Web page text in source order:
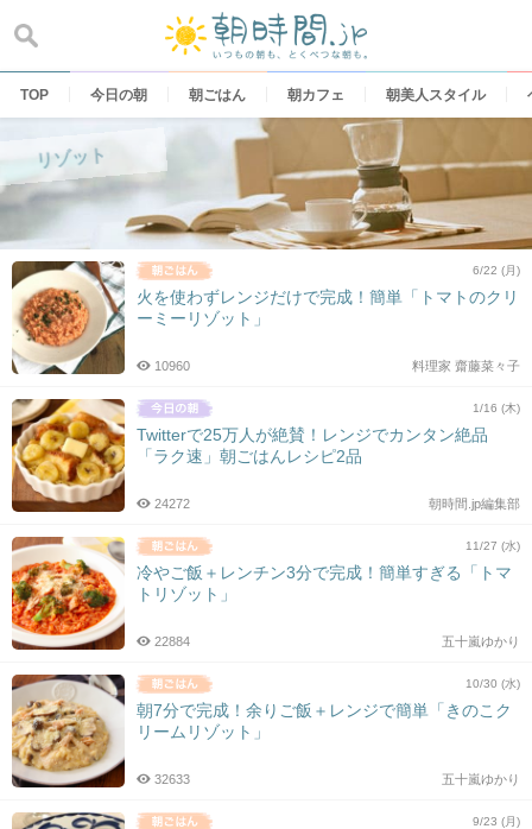
content
TOP 今日の朝 朝ごはん 朝カフェ 朝美人スタイル
リゾット
6/22 (月)
火を使わずレンジだけで完成！簡単「トマトのクリ
ーミーリゾット」
料理家 齋藤菜々子
10960
1/16 (木)
Twitterで25万人が絶賛！レンジでカンタン絶品
「ラク速」朝ごはんレシピ2品
朝時間.jp編集部
24272
11/27 (水)
冷やご飯＋レンチン3分で完成！簡単すぎる「トマ
トリゾット」
五十嵐ゆかり
22884
10/30 (水)
朝7分で完成！余りご飯＋レンジで簡単「きのこク
リームリゾット」
五十嵐ゆかり
32633
9/23 (月)